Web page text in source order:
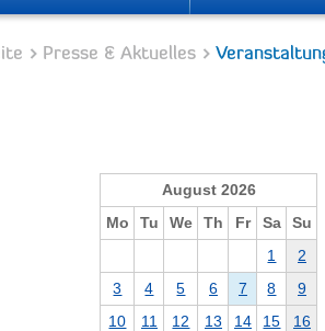
Presse & Aktuelles
August 2026
Mo
Tu We Th Fr Sa
Su
1
2
3
4 5 6 7 8
9
10
11 12 13 14 15
16